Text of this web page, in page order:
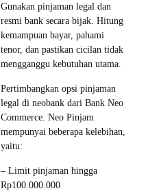
Gunakan pinjaman legal dan
resmi bank secara bijak. Hitung
kemampuan bayar, pahami
tenor, dan pastikan cicilan tidak
mengganggu kebutuhan utama.
Pertimbangkan opsi pinjaman
legal di neobank dari Bank Neo
Commerce. Neo Pinjam
mempunyai beberapa kelebihan,
yaitu:
– Limit pinjaman hingga
Rp100.000.000